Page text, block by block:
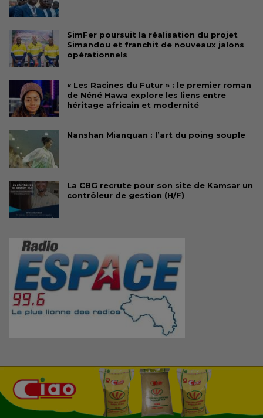
SimFer poursuit la réalisation du projet
Simandou et franchit de nouveaux jalons
opérationnels
« Les Racines du Futur » : le premier roman
de Néné Hawa explore les liens entre
héritage africain et modernité
Nanshan Mianquan : l’art du poing souple
La CBG recrute pour son site de Kamsar un
contrôleur de gestion (H/F)